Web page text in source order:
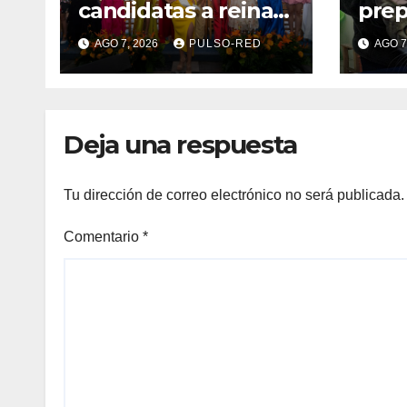
candidatas a reinas
de “Tlaxcala, la
Feria de Ferias 2026:
La Flor Tlaxcalteca”
AGO 7, 2026 PULSO-RED AGO
Deja una respuesta
Tu dirección de correo electrónico no será publicada.
Comentario *